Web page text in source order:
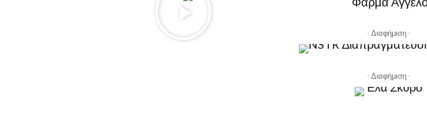
- Διαφήμιση -
- Διαφήμιση -